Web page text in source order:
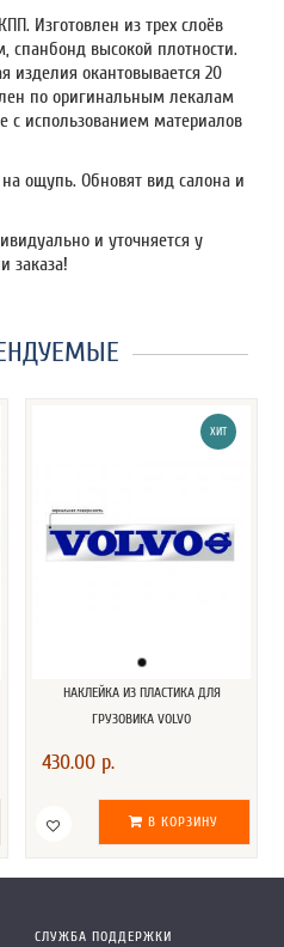
Изготовлен из трех слоёв
спанбонд высокой плотности.
изделия окантовывается 20
по оригинальным лекалам
с использованием материалов
ощупь. Обновят вид салона и
и уточняется у
заказа!
ХИТ
НАКЛЕЙКА ИЗ ПЛАСТИКА ДЛЯ
ГРУЗОВИКА VOLVO
430.00 р.
В КОРЗИНУ
СЛУЖБА ПОДДЕРЖКИ